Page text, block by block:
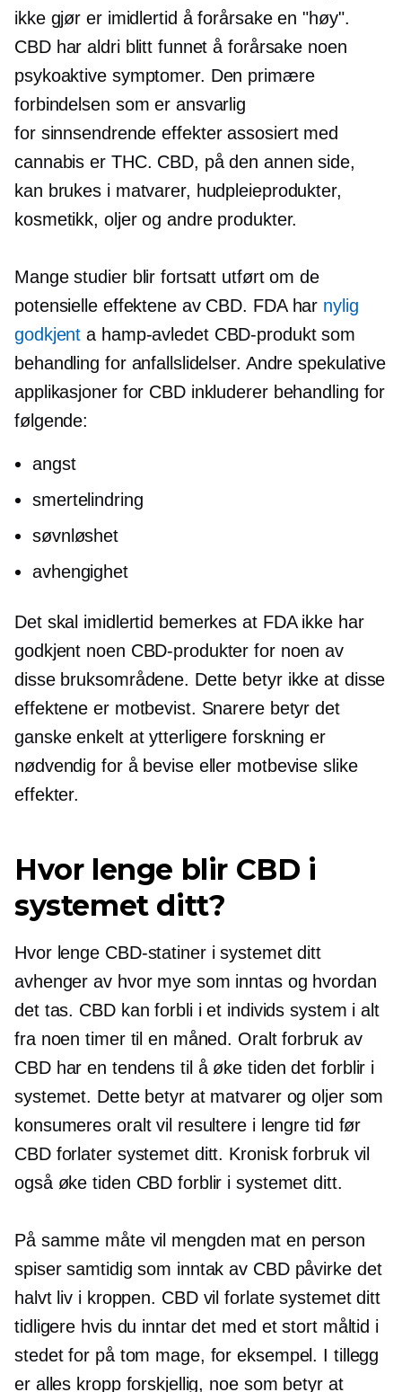
ikke gjør er imidlertid å forårsake en "høy".
CBD har aldri blitt funnet å forårsake noen
psykoaktive symptomer. Den primære
forbindelsen som er ansvarlig
for sinnsendrende effekter assosiert med
cannabis er THC. CBD, på den annen side,
kan brukes i matvarer, hudpleieprodukter,
kosmetikk, oljer og andre produkter.
Mange studier blir fortsatt utført om de
potensielle effektene av CBD. FDA har nylig
godkjent a hamp-avledetCBD-produkt som
behandling for anfallslidelser. Andre spekulative
applikasjoner for CBD inkluderer behandling for
følgende:
angst
smertelindring
søvnløshet
avhengighet
Det skal imidlertid bemerkes at FDA ikke har
godkjent noen CBD-produkter for noen av
disse bruksområdene. Dette betyr ikke at disse
effektene er motbevist. Snarere betyr det
ganske enkelt at ytterligere forskning er
nødvendig for å bevise eller motbevise slike
effekter.
Hvor lenge blir CBD i
systemet ditt?
Hvor lenge CBD-statiner i systemet ditt
avhenger av hvor mye som inntas og hvordan
det tas. CBD kan forbli i et individs system i alt
fra noen timer til en måned. Oralt forbruk av
CBD har en tendens til å øke tiden det forblir i
systemet. Dette betyr at matvarer og oljer som
konsumeres oralt vil resultere i lengre tid før
CBD forlater systemet ditt. Kronisk forbruk vil
også øke tiden CBD forblir i systemet ditt.
På samme måte vil mengden mat en person
spiser samtidig som inntak av CBD påvirke det
halvt liv i kroppen. CBD vil forlate systemet ditt
tidligere hvis du inntar det med et stort måltid i
stedet for på tom mage, for eksempel. I tillegg
er alles kropp forskjellig, noe som betyr at